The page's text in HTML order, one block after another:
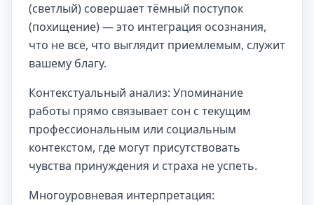
(светлый) совершает тёмный поступок
(похищение) — это интеграция осознания,
что не всё, что выглядит приемлемым, служит
вашему благу.
Контекстуальный анализ: Упоминание
работы прямо связывает сон с текущим
профессиональным или социальным
контекстом, где могут присутствовать
чувства принуждения и страха не успеть.
Многоуровневая интерпретация: